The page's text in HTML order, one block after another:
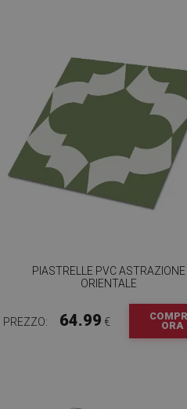
PIASTRELLE PVC ASTRAZIONE
ORIENTALE
PREZZO: 64.99 €
ORA